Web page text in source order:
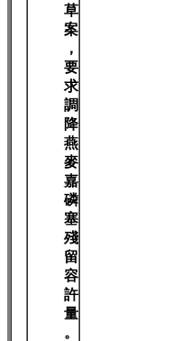
草
案
，
要
求
調
降
燕
麥
嘉
磷
塞
殘
留
容
許
量
。